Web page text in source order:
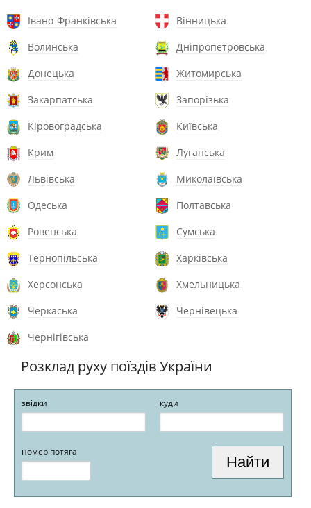
Івано-Франківська
Вінницька
Волинська
Дніпропетровська
Донецька
Житомирська
Закарпатська
Запорізька
Кіровоградська
Київська
Крим
Луганська
Львівська
Миколаївська
Одеська
Полтавська
Ровенська
Сумська
Тернопільська
Харківська
Херсонська
Хмельницька
Черкаська
Чернівецька
Чернігівська
Розклад руху поїздів України
звідки куди
номер потяга